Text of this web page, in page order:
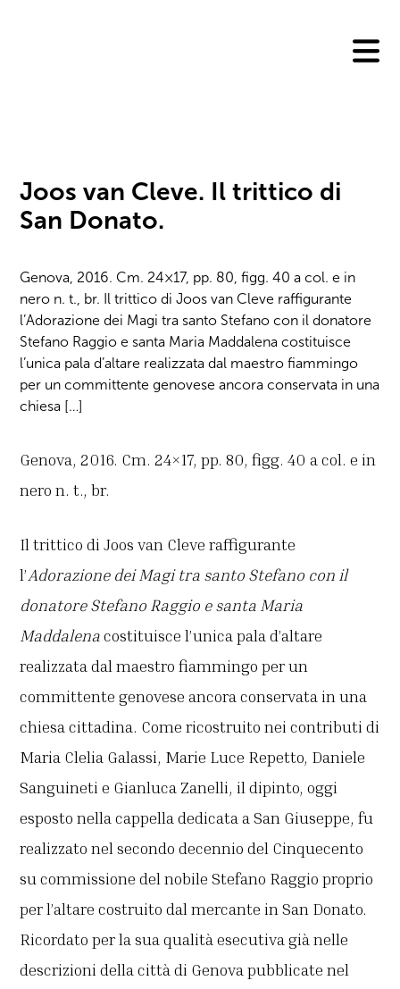
Joos van Cleve. Il trittico di
San Donato.
Genova, 2016. Cm. 24×17, pp. 80, figg. 40 a col. e in
nero n. t., br. Il trittico di Joos van Cleve raffigurante
l’Adorazione dei Magi tra santo Stefano con il donatore
Stefano Raggio e santa Maria Maddalena costituisce
l’unica pala d’altare realizzata dal maestro fiammingo
per un committente genovese ancora conservata in una
chiesa […]
Genova, 2016. Cm. 24×17, pp. 80, figg. 40 a col. e in
nero n. t., br.
Il trittico di Joos van Cleve raffigurante
l’Adorazione dei Magi tra santo Stefano con il
donatore Stefano Raggio e santa Maria
Maddalenacostituisce l’unica pala d’altare
realizzata dal maestro fiammingo per un
committente genovese ancora conservata in una
chiesa cittadina. Come ricostruito nei contributi di
Maria Clelia Galassi, Marie Luce Repetto, Daniele
Sanguineti e Gianluca Zanelli, il dipinto, oggi
esposto nella cappella dedicata a San Giuseppe, fu
realizzato nel secondo decennio del Cinquecento
su commissione del nobile Stefano Raggio proprio
per l’altare costruito dal mercante in San Donato.
Ricordato per la sua qualità esecutiva già nelle
descrizioni della città di Genova pubblicate nel